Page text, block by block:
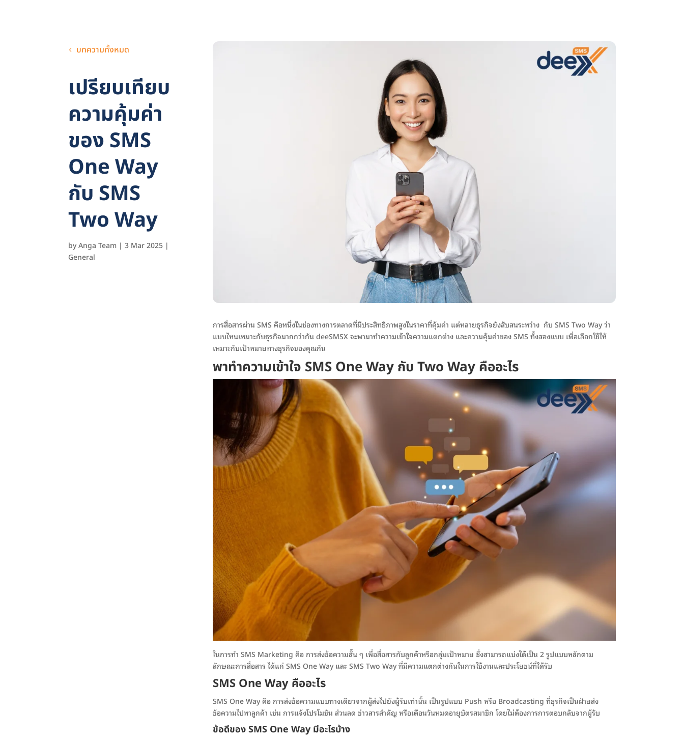
บทความทั้งหมด
เปรียบเทียบ
ความคุ้มค่า
ของ SMS
One Way
กับ SMS
Two Way
byAnga Team |3 Mar 2025 |
General
การสื่อสารผ่าน SMS คือหนึ่งในช่องทางการตลาดที่มีประสิทธิภาพสูงในราคาที่คุ้มค่า แต่หลายธุรกิจยังสับสนระหว่าง กับ SMS Two Way ว่า
แบบไหนเหมาะกับธุรกิจมากกว่ากัน deeSMSX จะพามาทำความเข้าใจความแตกต่าง และความคุ้มค่าของ SMS ทั้งสองแบบ เพื่อเลือกใช้ให้
เหมาะกับเป้าหมายทางธุรกิจของคุณกัน
พาทำความเข้าใจ SMS One Way กับ Two Way คืออะไร
ในการทำ SMS Marketing คือ การส่งข้อความสั้น ๆ เพื่อสื่อสารกับลูกค้าหรือกลุ่มเป้าหมาย ซึ่งสามารถแบ่งได้เป็น 2 รูปแบบหลักตาม
ลักษณะการสื่อสาร ได้แก่ SMS One Way และ SMS Two Way ที่มีความแตกต่างกันในการใช้งานและประโยชน์ที่ได้รับ
SMS One Way คืออะไร
SMS One Way คือ การส่งข้อความแบบทางเดียวจากผู้ส่งไปยังผู้รับเท่านั้น เป็นรูปแบบ Push หรือ Broadcasting ที่ธุรกิจเป็นฝ่ายส่ง
ข้อความไปหาลูกค้า เช่น การแจ้งโปรโมชัน ส่วนลด ข่าวสารสำคัญ หรือเตือนวันหมดอายุบัตรสมาชิก โดยไม่ต้องการการตอบกลับจากผู้รับ
ข้อดีของ SMS One Way มีอะไรบ้าง